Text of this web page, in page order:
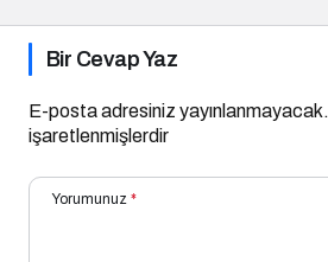
Bir Cevap Yaz
E-posta adresiniz yayınlanmayacak.
işaretlenmişlerdir
Yorumunuz *